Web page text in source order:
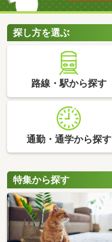
探し方を選ぶ
路線・駅から探す
通勤・通学から探す
特集から探す